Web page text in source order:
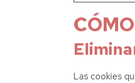
Las cookies